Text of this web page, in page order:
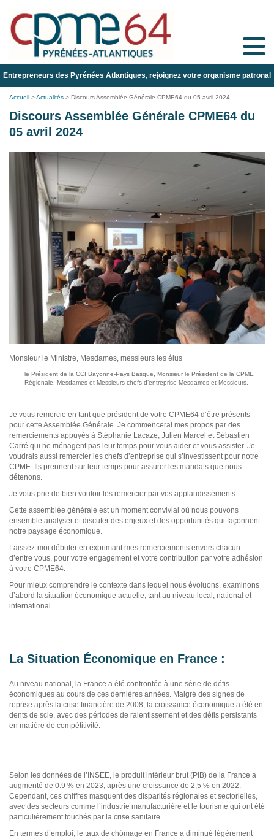
Toggle
Entrepreneurs des Pyrénées Atlantiques, rejoignez votre organisme patronal
Accueil >Actualités > Discours Assemblée Générale CPME64 du 05 avril 2024
Discours Assemblée Générale CPME64 du
05 avril 2024
Monsieur le Ministre, Mesdames, messieurs les élus
le Président de la CCI Bayonne-Pays Basque, Monsieur le Président de la CPME
Régionale, Mesdames et Messieurs chefs d’entreprise Mesdames et Messieurs,
Je vous remercie en tant que président de votre CPME64 d’être présents
pour cette Assemblée Générale. Je commencerai mes propos par des
remerciements appuyés à Stéphanie Lacaze, Julien Marcel et Sébastien
Carré qui ne ménagent pas leur temps pour vous aider et vous assister. Je
voudrais aussi remercier les chefs d’entreprise qui s’investissent pour notre
CPME. Ils prennent sur leur temps pour assurer les mandats que nous
détenons.
Je vous prie de bien vouloir les remercier par vos applaudissements.
Cette assemblée générale est un moment convivial où nous pouvons
ensemble analyser et discuter des enjeux et des opportunités qui façonnent
notre paysage économique.
Laissez-moi débuter en exprimant mes remerciements envers chacun
d’entre vous, pour votre engagement et votre contribution par votre adhésion
à votre CPME64.
Pour mieux comprendre le contexte dans lequel nous évoluons, examinons
d’abord la situation économique actuelle, tant au niveau local, national et
international.
La Situation Économique en France :
Au niveau national, la France a été confrontée à une série de défis
économiques au cours de ces dernières années. Malgré des signes de
reprise après la crise financière de 2008, la croissance économique a été en
dents de scie, avec des périodes de ralentissement et des défis persistants
en matière de compétitivité.
Selon les données de l’INSEE, le produit intérieur brut (PIB) de la France a
augmenté de 0.9 % en 2023, après une croissance de 2,5 % en 2022.
Cependant, ces chiffres masquent des disparités régionales et sectorielles,
avec des secteurs comme l’industrie manufacturière et le tourisme qui ont été
particulièrement touchés par la crise sanitaire.
En termes d’emploi, le taux de chômage en France a diminué légèrement